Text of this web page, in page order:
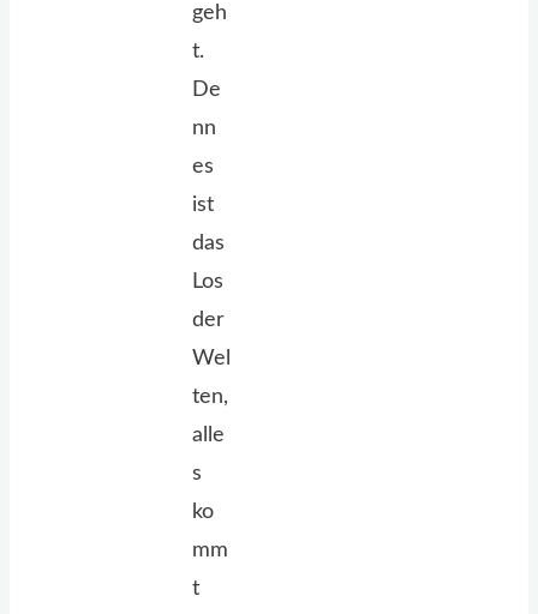
geh
t.
De
nn
es
ist
das
Los
der
Wel
ten,
alle
s
ko
mm
t